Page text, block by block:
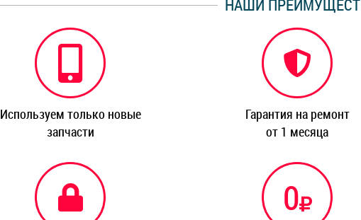
НАШИ
Используем только новые
запчасти
Гарантия на ремонт
от 1 месяца
0